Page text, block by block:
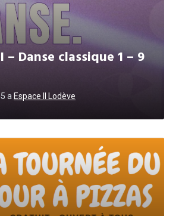
– Danse classique 1 – 9
a Espace II Lodève